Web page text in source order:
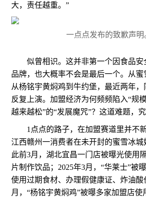
大，责任越重。”
一点点发布的致歉声明
似曾相识。这并非第一个因食品安
品牌，也大概率不会是最后一个。从蜜
从杨铭宇黄焖鸡到牛约堡，最近两年
反复上演。加盟经济为何频频陷入“规
越来越松”的“发展魔咒”？这道难题，
1点点的路子，在加盟赛道里并不新
江西赣州一消费者在未开封的蜜雪冰城
此前3月，湖北宜昌一门店被曝光使用
片制作饮品；2025年3月，“华莱士”被
使用过期食材、办理假健康证、炸油酸
月，“杨铭宇黄焖鸡”被曝多家加盟店